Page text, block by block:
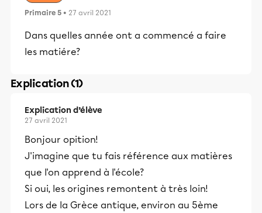
Primaire 5 • 27 avril 2021
Dans quelles année ont a commencé a faire
les matiére?
Explication (1)
Explication d’élève
27 avril 2021
Bonjour opition!
J'imagine que tu fais référence aux matières
que l'on apprend à l'école?
Si oui, les origines remontent à très loin!
Lors de la Grèce antique, environ au 5ème